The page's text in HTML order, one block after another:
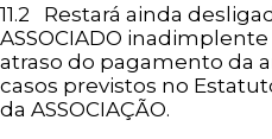
11.2 Restará ainda
ASSOCIADO
atraso do pagamento da
casos previstos no
da ASSOCIAÇÃO.